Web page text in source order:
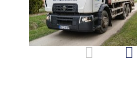
Szolgáltatások területenként
Dokumentumtár